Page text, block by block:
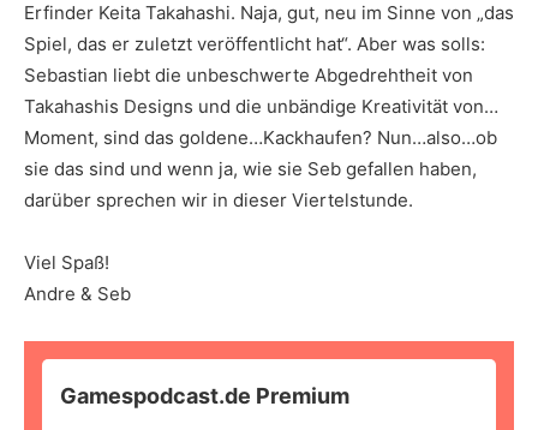
Erfinder Keita Takahashi. Naja, gut, neu im Sinne von „das
Spiel, das er zuletzt veröffentlicht hat“. Aber was solls:
Sebastian liebt die unbeschwerte Abgedrehtheit von
Takahashis Designs und die unbändige Kreativität von…
Moment, sind das goldene…Kackhaufen? Nun…also…ob
sie das sind und wenn ja, wie sie Seb gefallen haben,
darüber sprechen wir in dieser Viertelstunde.
Viel Spaß!
Andre & Seb
Gamespodcast.de Premium